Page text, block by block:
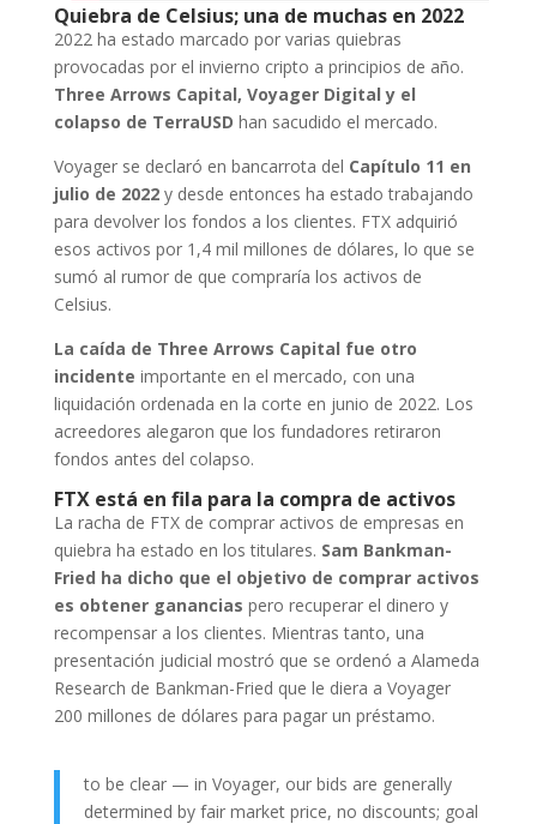
Quiebra de Celsius; una de muchas en 2022
2022 ha estado marcado por varias quiebras
provocadas por el invierno cripto a principios de año.
Three Arrows Capital, Voyager Digital y el
colapso de TerraUSD han sacudido el mercado.
Voyager se declaró en bancarrota del Capítulo 11 en
julio de 2022y desde entonces ha estado trabajando
para devolver los fondos a los clientes. FTX adquirió
esos activos por 1,4 mil millones de dólares, lo que se
sumó al rumor de que compraría los activos de
Celsius.
La caída de Three Arrows Capital fue otro
incidente importante en el mercado, con una
liquidación ordenada en la corte en junio de 2022. Los
acreedores alegaron que los fundadores retiraron
fondos antes del colapso.
FTX está en fila para la compra de activos
La racha de FTX de comprar activos de empresas en
quiebra ha estado en los titulares. Sam Bankman-
Fried ha dicho que el objetivo de comprar activos
es obtener ganancias pero recuperar el dinero y
recompensar a los clientes. Mientras tanto, una
presentación judicial mostró que se ordenó a Alameda
Research de Bankman-Fried que le diera a Voyager
200 millones de dólares para pagar un préstamo.
to be clear — in Voyager, our bids are generally
determined by fair market price, no discounts; goal